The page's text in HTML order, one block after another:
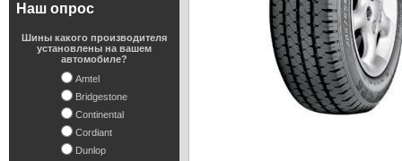
Наш опрос
Шины какого производителя
установлены на вашем
автомобиле?
Amtel
Bridgestone
Continental
Cordiant
Dunlop